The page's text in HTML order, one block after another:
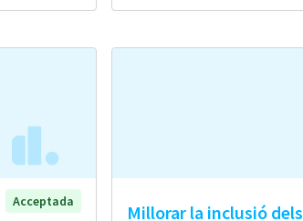
Acceptada
Millorar la inclusió dels